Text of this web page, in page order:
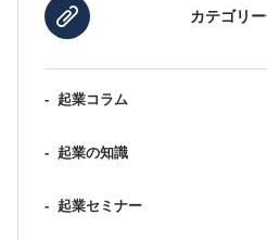
カテゴリ
- 起業コラム
- 起業の知識
- 起業セミナー